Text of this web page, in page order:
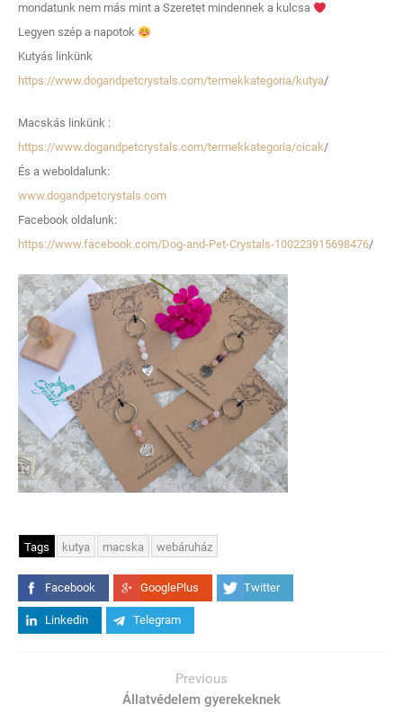
mondatunk nem más mint a Szeretet mindennek a kulcsa
Legyen szép a napotok
Kutyás linkünk
https://www.dogandpetcrystals.com/termekkategoria/kutya/
Macskás linkünk :
https://www.dogandpetcrystals.com/termekkategoria/cicak/
És a weboldalunk:
www.dogandpetcrystals.com
Facebook oldalunk:
https://www.facebook.com/Dog-and-Pet-Crystals-100223915698476/
Tags kutya macska webáruház
Facebook GooglePlus Twitter
Linkedin Telegram
Previous
Állatvédelem gyerekeknek